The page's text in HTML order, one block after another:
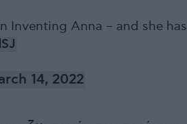
Inventing Anna – and she has
14, 2022